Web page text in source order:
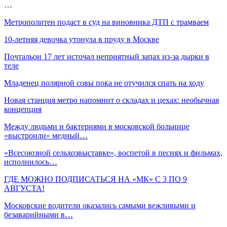
…
Метрополитен подаст в суд на виновника ДТП с трамваем
10-летняя девочка утонула в пруду в Москве
Почтальон 17 лет источал неприятный запах из-за дырки в
теле
Младенец полярной совы пока не отучился спать на ходу
Новая станция метро напомнит о складах и цехах: необычная
концепция
Между людьми и бактериями в московской больнице
«выстроили» медный…
«Всесоюзной сельхозвыставке», воспетой в песнях и фильмах,
исполнилось…
ГДЕ МОЖНО ПОДПИСАТЬСЯ НА «МК» С 3 ПО 9
АВГУСТА!
Московские водители оказались самыми вежливыми и
безаварийными в…